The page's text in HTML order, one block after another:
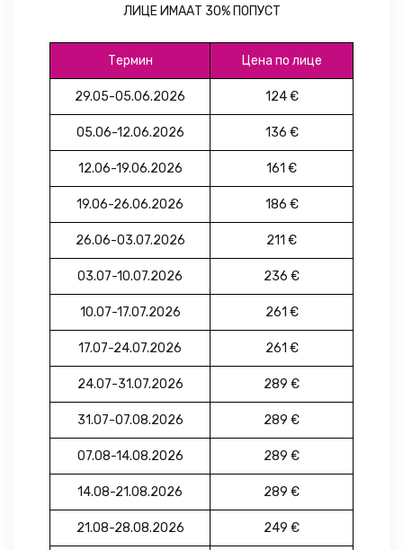
ЛИЦЕ ИМААТ 30% ПОПУСТ
Термин Цена по лице
29.05-05.06.2026 124 €
05.06-12.06.2026 136 €
12.06-19.06.2026 161 €
19.06-26.06.2026 186 €
26.06-03.07.2026 211 €
03.07-10.07.2026 236 €
10.07-17.07.2026 261 €
17.07-24.07.2026 261 €
24.07-31.07.2026 289 €
31.07-07.08.2026 289 €
07.08-14.08.2026 289 €
14.08-21.08.2026 289 €
21.08-28.08.2026 249 €